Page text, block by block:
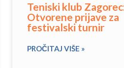
Teniski klub
Otvorene prijave za
festivalski turnir
PROČITAJ VIŠE »